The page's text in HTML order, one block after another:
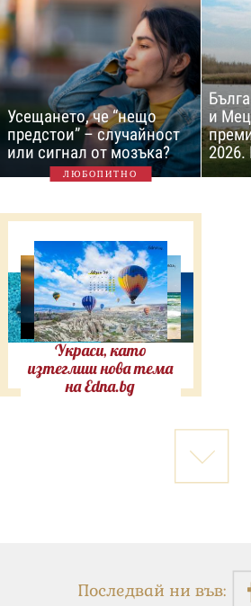
Усещането, че “нещо
предстои” – случайност
или сигнал от мозъка?
ЛЮБОПИТНО
и
2026.
Украси, като
изтеглиш нова тема
на Edna.bg
Последвай ни във: